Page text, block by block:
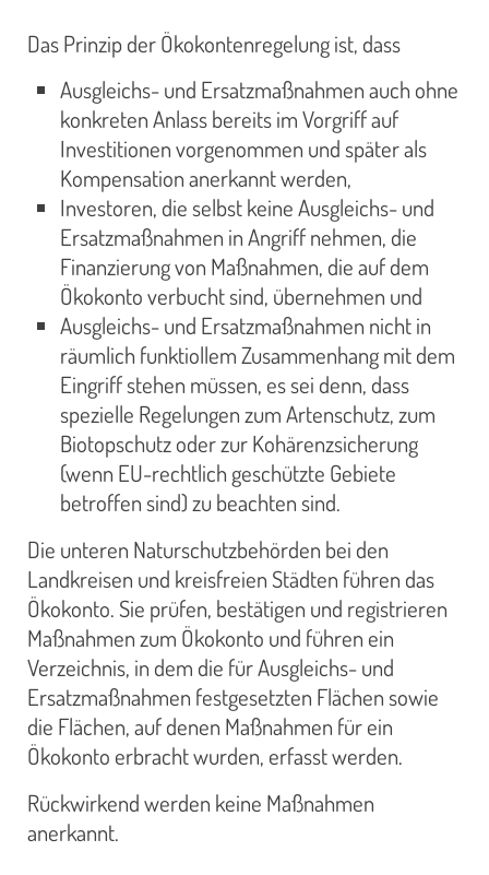
Das Prinzip der Ökokontenregelung ist, dass
Ausgleichs- und Ersatzmaßnahmen auch ohne
konkreten Anlass bereits im Vorgriff auf
Investitionen vorgenommen und später als
Kompensation anerkannt werden,
Investoren, die selbst keine Ausgleichs- und
Ersatzmaßnahmen in Angriff nehmen, die
Finanzierung von Maßnahmen, die auf dem
Ökokonto verbucht sind, übernehmen und
Ausgleichs- und Ersatzmaßnahmen nicht in
räumlich funktiollem Zusammenhang mit dem
Eingriff stehen müssen, es sei denn, dass
spezielle Regelungen zum Artenschutz, zum
Biotopschutz oder zur Kohärenzsicherung
(wenn EU-rechtlich geschützte Gebiete
betroffen sind) zu beachten sind.
Die unteren Naturschutzbehörden bei den
Landkreisen und kreisfreien Städten führen das
Ökokonto. Sie prüfen, bestätigen und registrieren
Maßnahmen zum Ökokonto und führen ein
Verzeichnis, in dem die für Ausgleichs- und
Ersatzmaßnahmen festgesetzten Flächen sowie
die Flächen, auf denen Maßnahmen für ein
Ökokonto erbracht wurden, erfasst werden.
Rückwirkend werden keine Maßnahmen
anerkannt.